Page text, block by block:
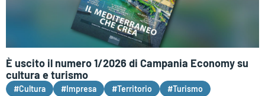
È uscito il numero 1/2026 di Campania Economy su
cultura e turismo
#Cultura #Impresa #Territorio #Turismo